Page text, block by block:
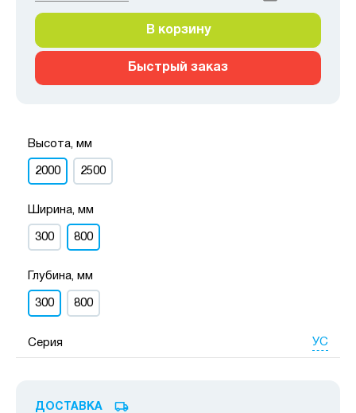
В корзину
Быстрый заказ
Высота, мм
2000 2500
Ширина, мм
300 800
Глубина, мм
300 800
Серия УС
ДОСТАВКА